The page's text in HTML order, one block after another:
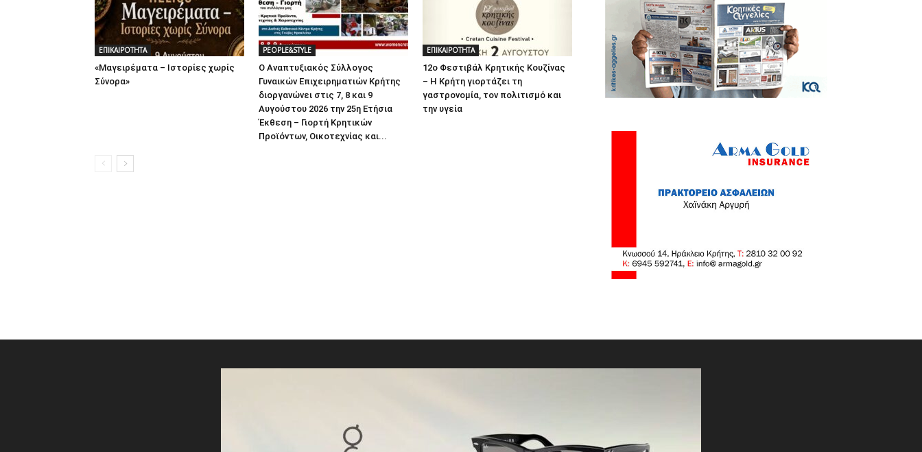
ΕΠΙΚΑΙΡΟΤΗΤΑ
«Μαγειρέματα – Ιστορίες χωρίς
Σύνορα»
PEOPLE&STYLE
Ο Αναπτυξιακός Σύλλογος
Γυναικών Επιχειρηματιών Κρήτης
διοργανώνει στις 7, 8 και 9
Αυγούστου 2026 την 25η Ετήσια
Έκθεση – Γιορτή Κρητικών
Προϊόντων, Οικοτεχνίας και...
ΕΠΙΚΑΙΡΟΤΗΤΑ
12ο Φεστιβάλ Κρητικής Κουζίνας
– Η Κρήτη γιορτάζει τη
γαστρονομία, τον πολιτισμό και
την υγεία